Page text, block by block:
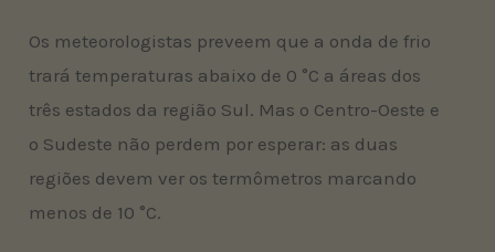
Os meteorologistas preveem que a onda de frio
trará temperaturas abaixo de 0 °C a áreas dos
três estados da região Sul. Mas o Centro-Oeste e
o Sudeste não perdem por esperar: as duas
regiões devem ver os termômetros marcando
menos de 10 °C.